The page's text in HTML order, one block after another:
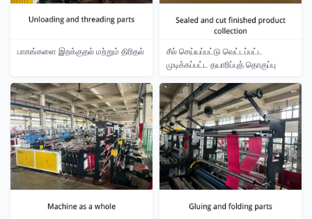
பாகங்களை இறக்குதல் மற்றும் திரிதல்
சீல் செய்யப்பட்டு வெட்டப்பட்ட
முடிக்கப்பட்ட தயாரிப்புத் தொகுப்பு